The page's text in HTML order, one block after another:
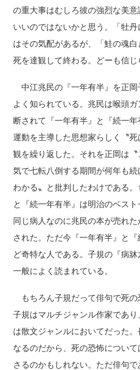
の重大事はむしろ彼の強烈な美
いいのではないかと思う。「牡
はその気配があるが、「鮭の魂
死を達観して終わる。どーも信じ
中江兆民の『一年有半』を正
よく知られている。兆民は喉頭
断されて『一年有半』と『続一
運動を主導した思想家らしく〝
観を繰り返した。それを正岡は
気で七転八倒する期間が何年も
わかる〟と批判したわけである。
と『続一年有半』は明治のベス
同じ病人なのに兆民の本が売れ
された。ただ今『一年有半』と
ど奇特な人である。子規の『病
一般によく読まれている。
もちろん子規だって俳句で死の
子規はマルチジャンル作家であ
は散文ジャンルにおいてだった
なるのだから、死の恐怖につい
さるのかもしれない。ただ俳句